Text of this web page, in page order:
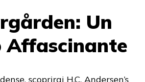
Un
Affascinante
scoprirai H.C. Andersen’s